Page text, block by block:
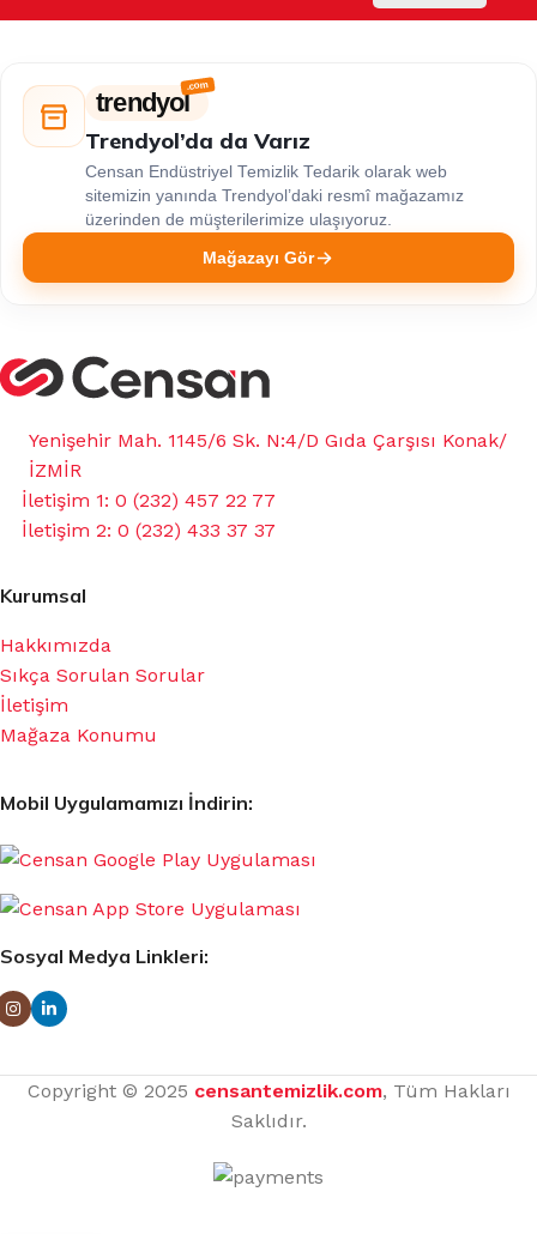
trendyol
Trendyol’da da Varız
Censan Endüstriyel Temizlik Tedarik olarak web
sitemizin yanında Trendyol’daki resmî mağazamız
üzerinden de müşterilerimize ulaşıyoruz.
Mağazayı Gör
Yenişehir Mah. 1145/6 Sk. N:4/D Gıda Çarşısı Konak/
İZMİR
İletişim 1: 0 (232) 457 22 77
İletişim 2: 0 (232) 433 37 37
Kurumsal
Hakkımızda
Sıkça Sorulan Sorular
İletişim
Mağaza Konumu
Mobil Uygulamamızı İndirin:
Sosyal Medya Linkleri:
Copyright © 2025 censantemizlik.com, Tüm Hakları
Saklıdır.